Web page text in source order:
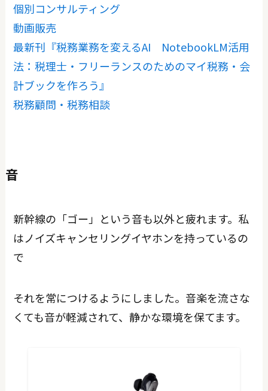
個別コンサルティング
動画販売
最新刊『税務業務を変えるAI NotebookLM活用
法：税理士・フリーランスのためのマイ税務・会
計ブックを作ろう』
税務顧問・税務相談
音
新幹線の「ゴー」という音も以外と疲れます。私
はノイズキャンセリングイヤホンを持っているの
で
それを常につけるようにしました。音楽を流さな
くても音が軽減されて、静かな環境を保てます。